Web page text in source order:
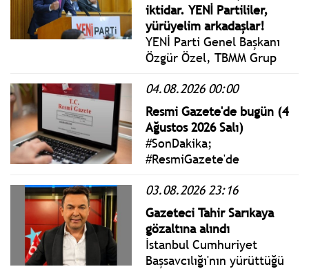
iktidar. YENİ Partililer,
yürüyelim arkadaşlar!
YENİ Parti Genel Başkanı
Özgür Özel, TBMM Grup
Geleceğimizi inşa
edeceğimiz bu üç ayda
sizleri harcı karmaya,
tuğlayı koymaya, yeni ve
büyük bir evi inşa etmeye
davet ediyorum.
04.08.2026 00:00
Resmi Gazete'de bugün (4
Ağustos 2026 Salı)
#SonDakika;
#ResmiGazete'de
Salı yönetmelik, genelge
ve tebliğler
takip edebilirsiniz.
03.08.2026 23:16
Gazeteci Tahir Sarıkaya
gözaltına alındı
İstanbul Cumhuriyet
Başsavcılığı'nın yürüttüğü